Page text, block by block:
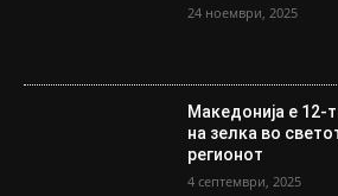
24 ноември, 2025
Македонија е 12-
на зелка во
регионот
4 септември, 2025